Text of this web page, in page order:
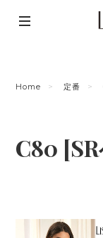
Home 定番
C80